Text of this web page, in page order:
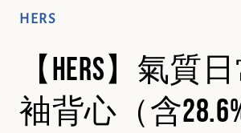
HERS
【Hers】氣質
袖背心（含